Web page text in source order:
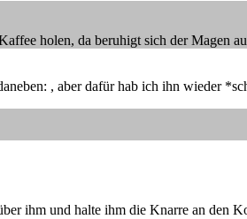
holen, da beruhigt sich der Magen
, aber dafür hab ich ihn wieder
ihm und halte ihm die Knarre an den